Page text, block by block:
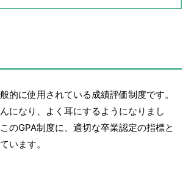
的に使用されている成績評価制度です。
になり、よく耳にするようになりまし
のGPA制度に、適切な卒業認定の指標と
います。